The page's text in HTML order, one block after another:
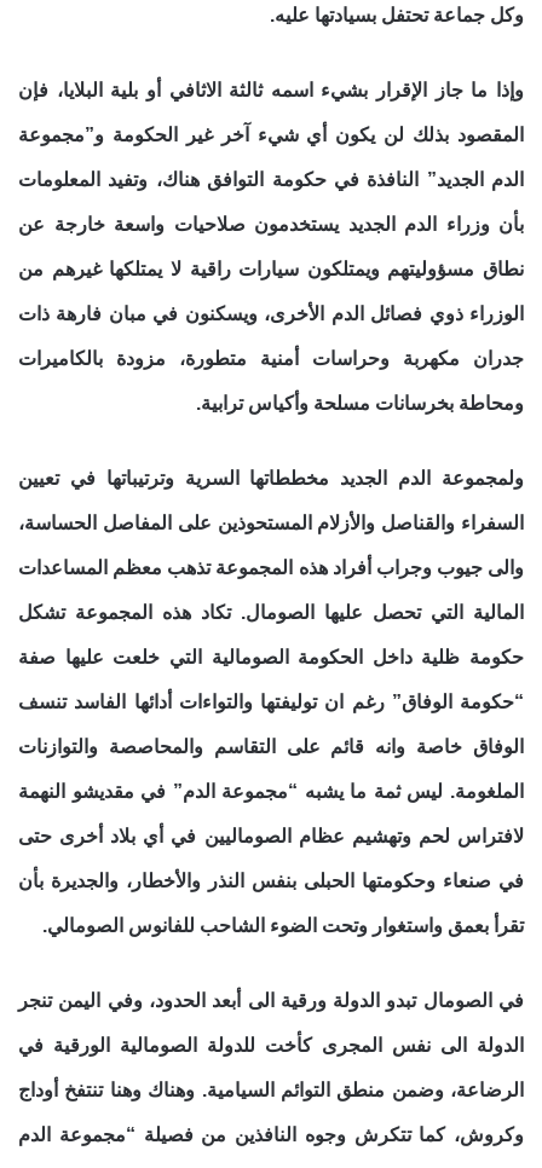
وكل جماعة تحتفل بسيادتها عليه.
وإذا ما جاز الإقرار بشيء اسمه ثالثة الاثافي أو بلية البلايا، فإن
المقصود بذلك لن يكون أي شيء آخر غير الحكومة و”مجموعة
الدم الجديد” النافذة في حكومة التوافق هناك، وتفيد المعلومات
بأن وزراء الدم الجديد يستخدمون صلاحيات واسعة خارجة عن
نطاق مسؤوليتهم ويمتلكون سيارات راقية لا يمتلكها غيرهم من
الوزراء ذوي فصائل الدم الأخرى، ويسكنون في مبان فارهة ذات
جدران مكهربة وحراسات أمنية متطورة، مزودة بالكاميرات
ومحاطة بخرسانات مسلحة وأكياس ترابية.
ولمجموعة الدم الجديد مخططاتها السرية وترتيباتها في تعيين
السفراء والقناصل والأزلام المستحوذين على المفاصل الحساسة،
والى جيوب وجراب أفراد هذه المجموعة تذهب معظم المساعدات
المالية التي تحصل عليها الصومال. تكاد هذه المجموعة تشكل
حكومة ظلية داخل الحكومة الصومالية التي خلعت عليها صفة
“حكومة الوفاق” رغم ان توليفتها والتواءات أدائها الفاسد تنسف
الوفاق خاصة وانه قائم على التقاسم والمحاصصة والتوازنات
الملغومة. ليس ثمة ما يشبه “مجموعة الدم” في مقديشو النهمة
لافتراس لحم وتهشيم عظام الصوماليين في أي بلاد أخرى حتى
في صنعاء وحكومتها الحبلى بنفس النذر والأخطار، والجديرة بأن
تقرأ بعمق واستغوار وتحت الضوء الشاحب للفانوس الصومالي.
في الصومال تبدو الدولة ورقية الى أبعد الحدود، وفي اليمن تنجر
الدولة الى نفس المجرى كأخت للدولة الصومالية الورقية في
الرضاعة، وضمن منطق التوائم السيامية. وهناك وهنا تنتفخ أوداج
وكروش، كما تتكرش وجوه النافذين من فصيلة “مجموعة الدم